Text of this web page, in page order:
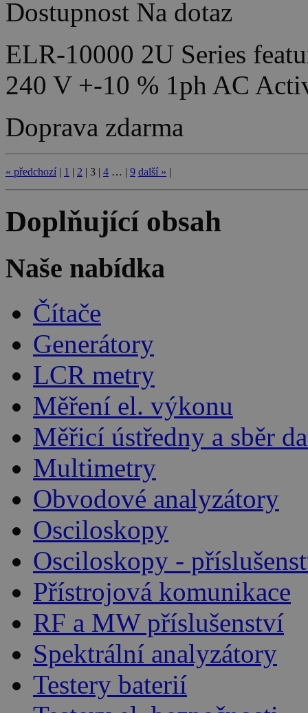
Dostupnost Na dotaz
ELR-10000 2U Series
240 V +-10 % 1ph AC
Doprava zdarma
« předchozí | 1 | 2 | 3 | 4 … | 9 další » |
Doplňující obsah
Naše nabídka
Čítače
Generátory
LCR metry
Měření el. výkonu
Měřicí ústředny a sběr
Multimetry
Obvodové analyzátory
Osciloskopy
Osciloskopy -
Přístrojová komunikace
RF a MW příslušenství
Spektrální analyzátory
Testery baterií